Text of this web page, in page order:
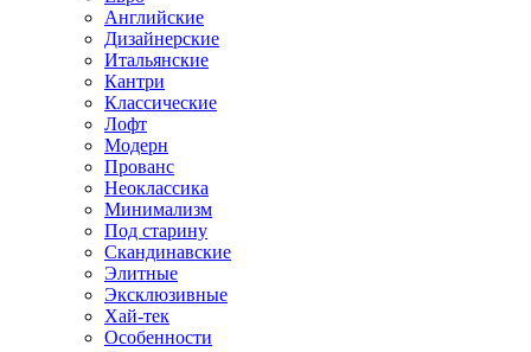
Английские
Дизайнерские
Итальянские
Кантри
Классические
Лофт
Модерн
Прованс
Неоклассика
Минимализм
Под старину
Скандинавские
Элитные
Эксклюзивные
Хай-тек
Особенности